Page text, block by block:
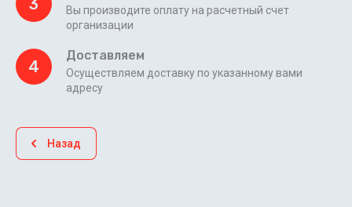
3
Вы производите оплату на расчетный счет
организации
4
Доставляем
Осуществляем доставку по указанному вами
адресу
Назад